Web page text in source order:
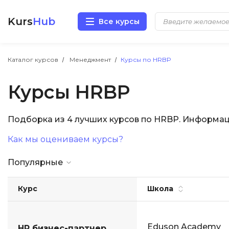
KursHub Все курсы
Каталог курсов Менеджмент Курсы по HRBP
Курсы HRBP
Подборка из 4 лучших курсов по HRBP.
Как мы оцениваем курсы?
Популярные
Курс Школа
Eduson Academy
Разработка
Маркетинг
Аналитика
Иностранные языки